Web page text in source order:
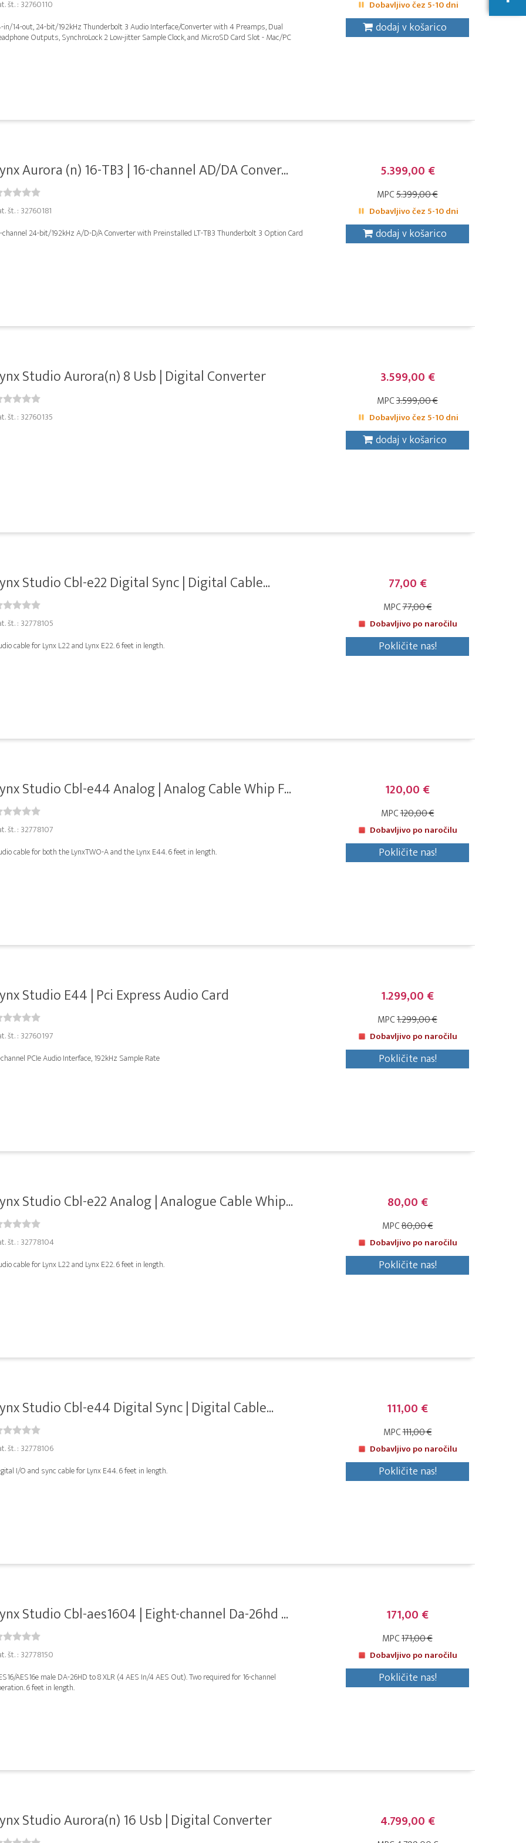
št. : 32760110
in/14-out, 24-bit/192kHz Thunderbolt 3 Audio Interface/Converter with 4 Preamps, Dual
Outputs, SynchroLock 2 Low-jitter Sample Clock, and MicroSD Card Slot - Mac/PC
Dobavljivo čez 5-10 dni
dodaj v košarico
Aurora (n) 16-TB3 | 16-channel AD/DA Conver...
št. : 32760181
channel 24-bit/192kHz A/D-D/A Converter with Preinstalled LT-TB3 Thunderbolt 3 Option Card
5.399,00 €
MPC5.399,00 €
Dobavljivo čez 5-10 dni
dodaj v košarico
Studio Aurora(n) 8 Usb | Digital Converter
št. : 32760135
3.599,00 €
MPC3.599,00 €
Dobavljivo čez 5-10 dni
dodaj v košarico
Studio Cbl-e22 Digital Sync | Digital Cable...
št. : 32778105
cable for Lynx L22 and Lynx E22. 6 feet in length.
77,00 €
MPC77,00 €
Dobavljivo po naročilu
Pokličite nas!
Studio Cbl-e44 Analog | Analog Cable Whip F...
št. : 32778107
cable for both the LynxTWO-A and the Lynx E44. 6 feet in length.
120,00 €
MPC120,00 €
Dobavljivo po naročilu
Pokličite nas!
Studio E44 | Pci Express Audio Card
št. : 32760197
PCIe Audio Interface, 192kHz Sample Rate
1.299,00 €
MPC1.299,00 €
Dobavljivo po naročilu
Pokličite nas!
Studio Cbl-e22 Analog | Analogue Cable Whip...
št. : 32778104
cable for Lynx L22 and Lynx E22. 6 feet in length.
80,00 €
MPC80,00 €
Dobavljivo po naročilu
Pokličite nas!
Studio Cbl-e44 Digital Sync | Digital Cable...
št. : 32778106
I/O and sync cable for Lynx E44. 6 feet in length.
111,00 €
MPC111,00 €
Dobavljivo po naročilu
Pokličite nas!
Studio Cbl-aes1604 | Eight-channel Da-26hd ...
št. : 32778150
AES16e male DA-26HD to 8 XLR (4 AES In/4 AES Out). Two required for 16-channel
6 feet in length.
171,00 €
MPC171,00 €
Dobavljivo po naročilu
Pokličite nas!
Studio Aurora(n) 16 Usb | Digital Converter 4.799,00 €